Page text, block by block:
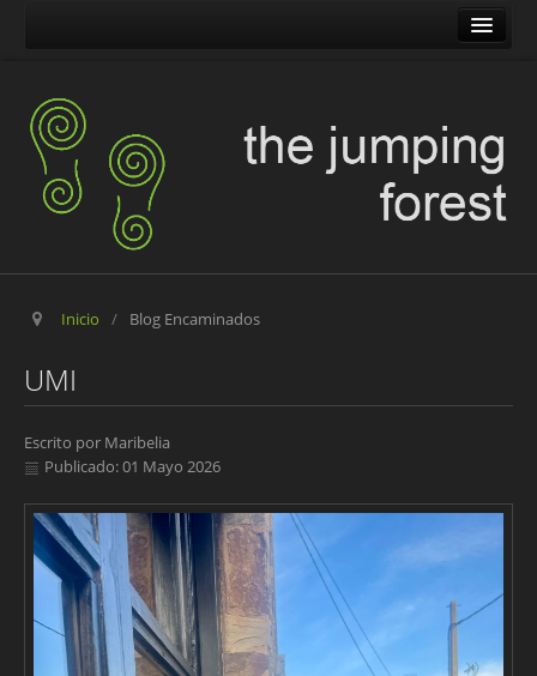
The Pilgrim Stone
Blog Encaminados
Carles
Maribelia en Movimiento
Inicio / Blog Encaminados
UMI
Escrito por Maribelia
Publicado: 01 Mayo 2026